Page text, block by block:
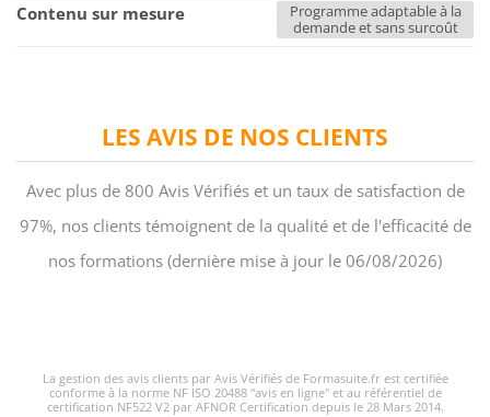
LES AVIS DE NOS CLIENTS
Avec plus de 800 Avis Vérifiés et un taux de satisfaction de
97%, nos clients témoignent de la qualité et de l'efficacité de
nos formations (dernière mise à jour le 06/08/2026)
La gestion des avis clients par Avis Vérifiés de Formasuite.fr est certifiée
conforme à la norme NF ISO 20488 "avis en ligne" et au référentiel de
certification NF522 V2 par AFNOR Certification depuis le 28 Mars 2014.
Contenu sur mesure
Programme adaptable à la
demande et sans surcoût